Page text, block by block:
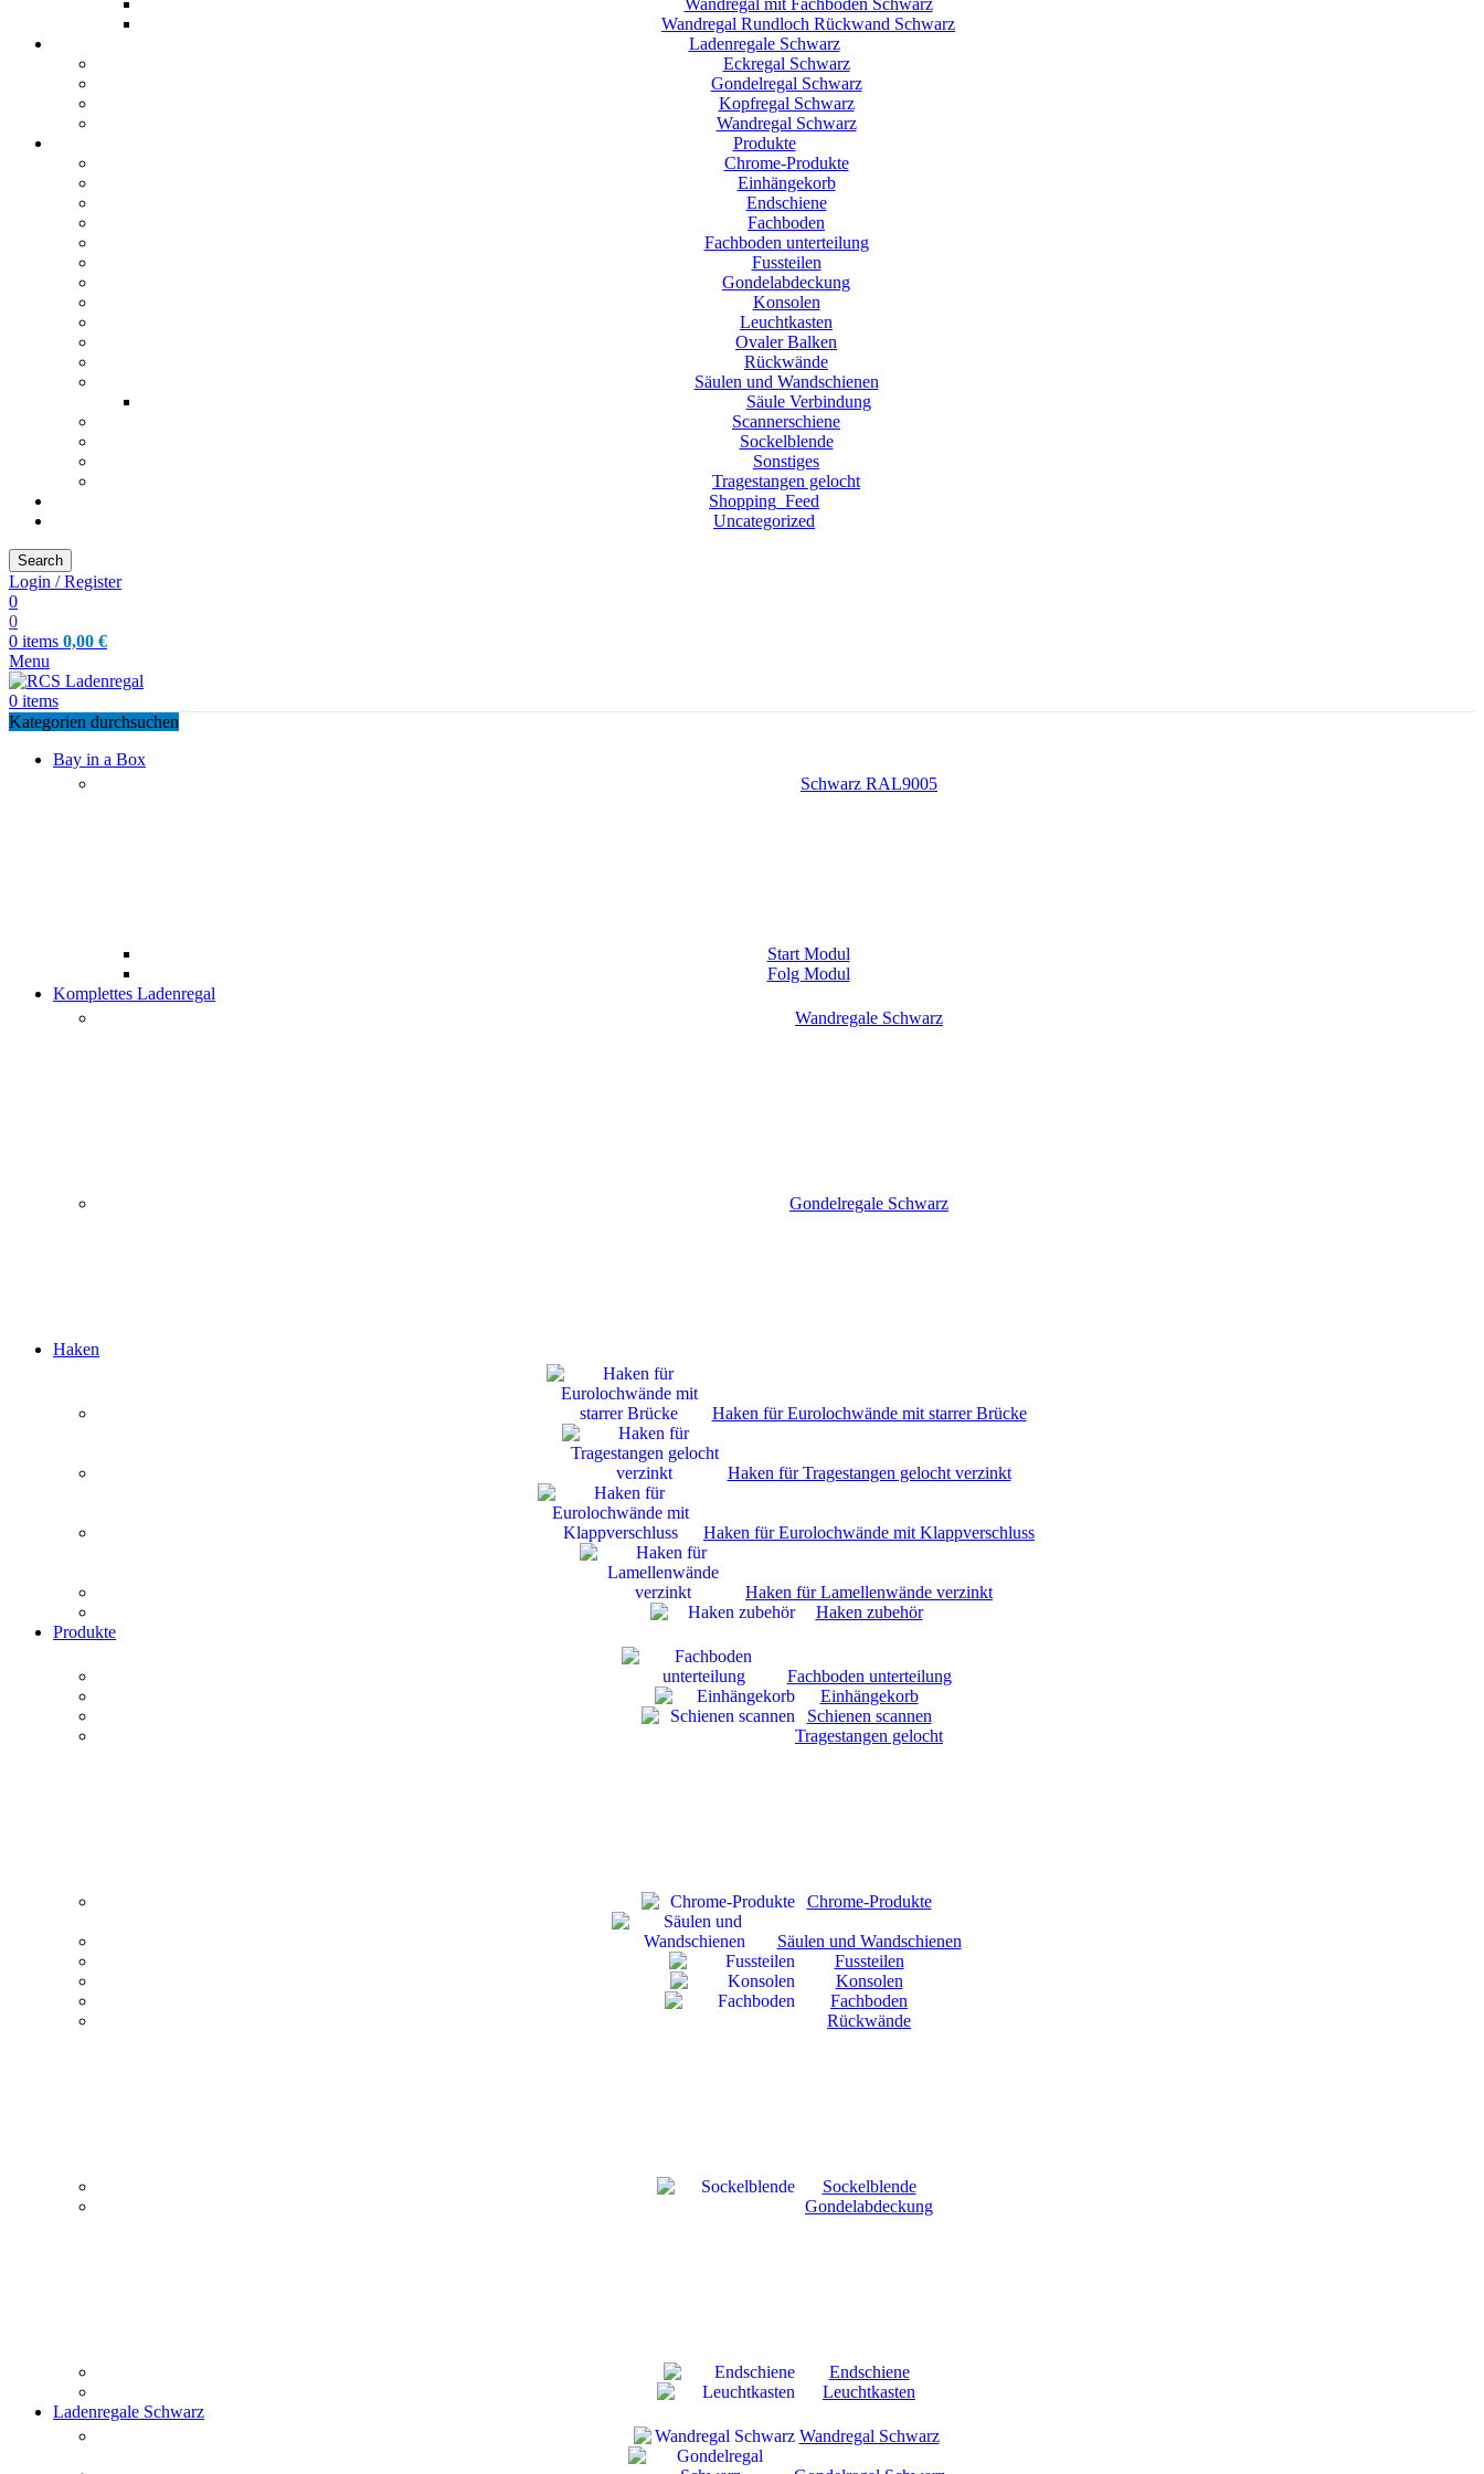
Wandregal mit Fachböden Schwarz
Wandregal Rundloch Rückwand Schwarz
Ladenregale Schwarz
Eckregal Schwarz
Gondelregal Schwarz
Kopfregal Schwarz
Wandregal Schwarz
Produkte
Chrome-Produkte
Einhängekorb
Endschiene
Fachboden
Fachboden unterteilung
Fussteilen
Gondelabdeckung
Konsolen
Leuchtkasten
Ovaler Balken
Rückwände
Säulen und Wandschienen
Säule Verbindung
Scannerschiene
Sockelblende
Sonstiges
Tragestangen gelocht
Shopping_Feed
Uncategorized
Search
Login / Register
0
0
0 items 0,00 €
Menu
0 items
Kategorien durchsuchen
Bay in a Box
Schwarz RAL9005
Start Modul
Folg Modul
Komplettes Ladenregal
Wandregale Schwarz
Gondelregale Schwarz
Haken
Haken für Eurolochwände mit starrer Brücke
Haken für Tragestangen gelocht verzinkt
Haken für Eurolochwände mit Klappverschluss
Haken für Lamellenwände verzinkt
Haken zubehör
Produkte
Fachboden unterteilung
Einhängekorb
Schienen scannen
Tragestangen gelocht
Chrome-Produkte
Säulen und Wandschienen
Fussteilen
Konsolen
Fachboden
Rückwände
Sockelblende
Gondelabdeckung
Endschiene
Leuchtkasten
Ladenregale Schwarz
Wandregal Schwarz